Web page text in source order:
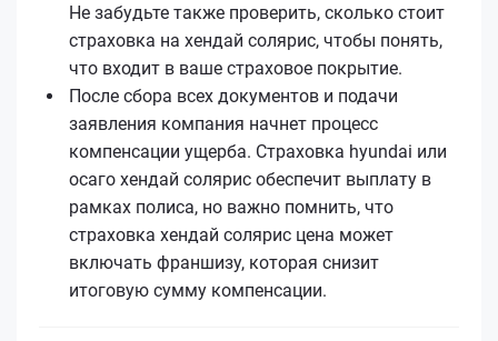
Не забудьте также проверить, сколько стоит
страховка на хендай солярис, чтобы понять,
что входит в ваше страховое покрытие.
После сбора всех документов и подачи
заявления компания начнет процесс
компенсации ущерба. Страховка hyundai или
осаго хендай солярис обеспечит выплату в
рамках полиса, но важно помнить, что
страховка хендай солярис цена может
включать франшизу, которая снизит
итоговую сумму компенсации.